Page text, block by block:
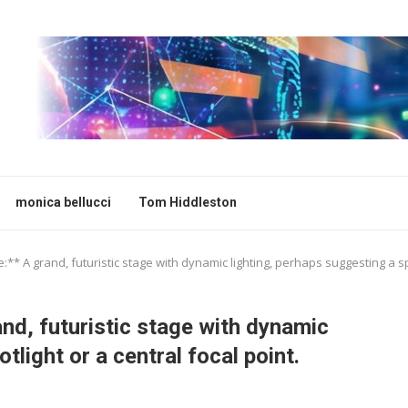
monica bellucci Tom Hiddleston
A grand, futuristic stage with dynamic lighting, perhaps suggesting a
futuristic stage with dynamic
or a central focal point.